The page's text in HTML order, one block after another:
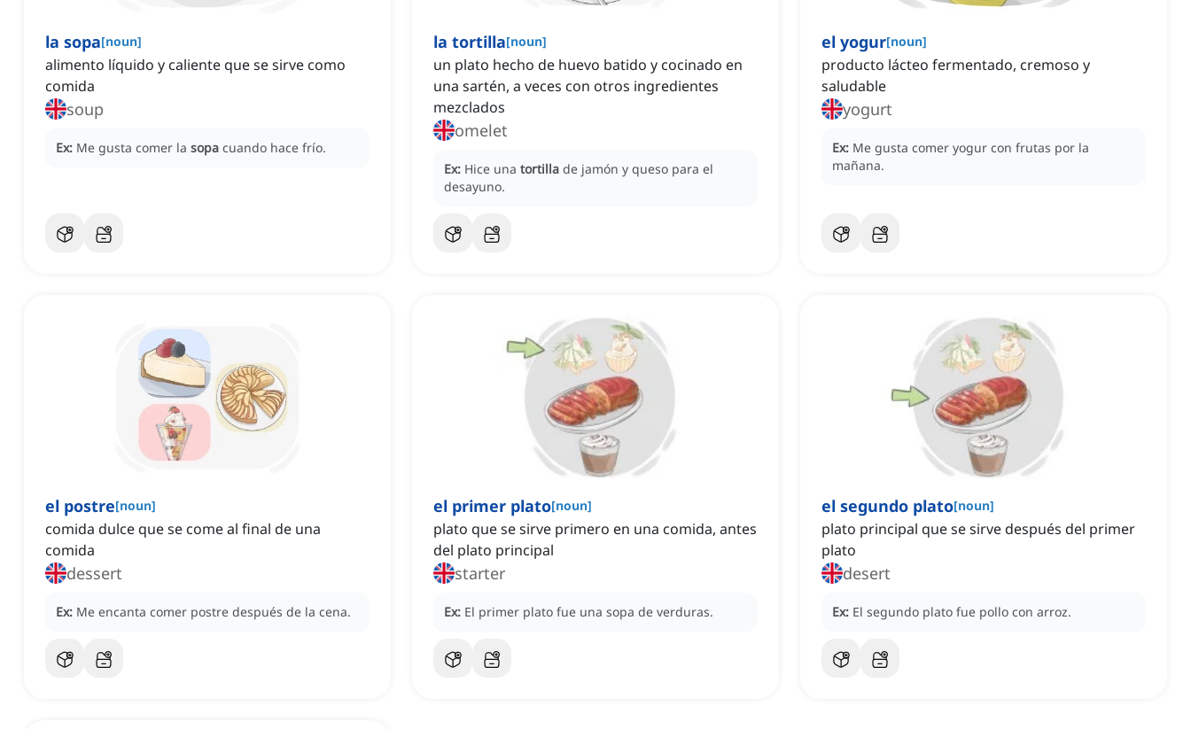
la sopa[noun]
alimento líquido y caliente que se sirve como
comida
soup
Ex: Me gusta comer la sopa cuando hace frío.
la tortilla[noun]
un plato hecho de huevo batido y cocinado en
una sartén, a veces con otros ingredientes
mezclados
omelet
Ex: Hice una tortilla de jamón y queso para el
desayuno.
el yogur[noun]
producto lácteo fermentado, cremoso y
saludable
yogurt
Ex: Me gusta comer yogur con frutas por la
mañana.
el postre[noun]
comida dulce que se come al final de una
comida
dessert
Ex: Me encanta comer postre después de la cena.
el primer plato[noun]
plato que se sirve primero en una comida, antes
del plato principal
starter
Ex: El primer plato fue una sopa de verduras.
el segundo plato[noun]
plato principal que se sirve después del primer
plato
desert
Ex: El segundo plato fue pollo con arroz.